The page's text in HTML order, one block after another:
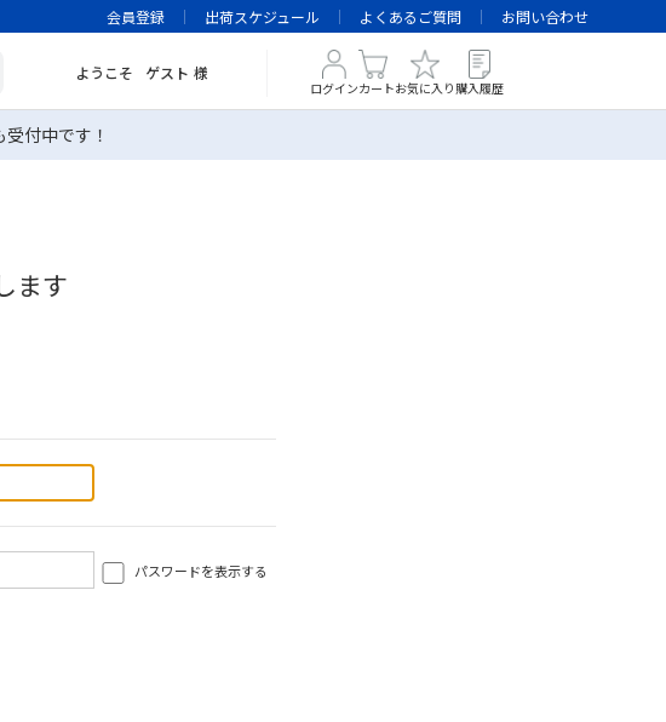
会員登録 出荷スケジュール よくあるご質問 お問い合わせ
ようこそ ゲスト 様
ログインカートお気に入り 購入履歴
受付中です！
ます
パスワードを表示する